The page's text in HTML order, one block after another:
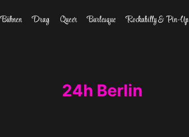
Bühnen Drag Queer Burlesque Rockabilly & Pin-Up
24h Berlin